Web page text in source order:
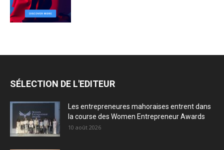
SÉLECTION DE L'EDITEUR
Les entrepreneures mahoraises entrent dans
la course des Women Entrepreneur Awards
10 août 2026